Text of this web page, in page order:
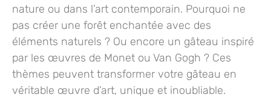
nature ou dans l’art contemporain. Pourquoi ne
pas créer une forêt enchantée avec des
éléments naturels ? Ou encore un gâteau inspiré
par les œuvres de Monet ou Van Gogh ? Ces
thèmes peuvent transformer votre gâteau en
véritable œuvre d’art, unique et inoubliable.